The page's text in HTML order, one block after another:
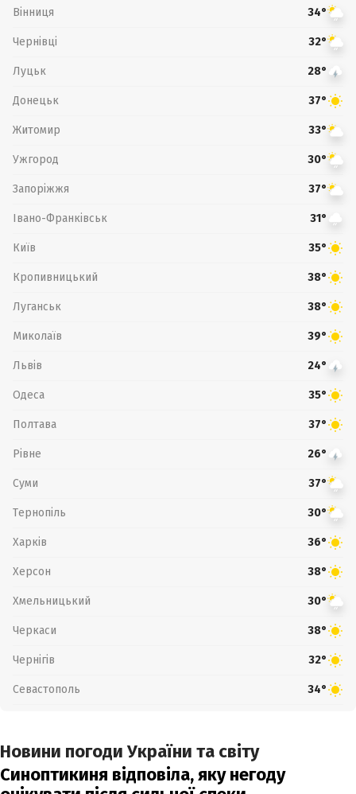
Вінниця 34°
Чернівці 32°
Луцьк 28°
Донецьк 37°
Житомир 33°
Ужгород 30°
Запоріжжя 37°
Івано-Франківськ 31°
Київ 35°
Кропивницький 38°
Луганськ 38°
Миколаїв 39°
Львів 24°
Одеса 35°
Полтава 37°
Рівне 26°
Суми 37°
Тернопіль 30°
Харків 36°
Херсон 38°
Хмельницький 30°
Черкаси 38°
Чернігів 32°
Севастополь 34°
Новини погоди України та світу
Синоптикиня відповіла, яку негоду